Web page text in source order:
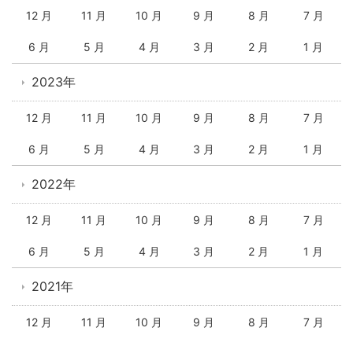
12 月 11 月 10 月 9 月 8 月 7 月
6 月 5 月 4 月 3 月 2 月 1 月
2023年
12 月 11 月 10 月 9 月 8 月 7 月
6 月 5 月 4 月 3 月 2 月 1 月
2022年
12 月 11 月 10 月 9 月 8 月 7 月
6 月 5 月 4 月 3 月 2 月 1 月
2021年
12 月 11 月 10 月 9 月 8 月 7 月